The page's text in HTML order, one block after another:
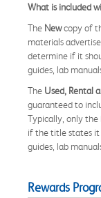
What is included
The Newcopy of
materials
determine if it
guides, lab
The Used, Rental
guaranteed to
Typically, only the
if the title states it
guides, lab
Rewards